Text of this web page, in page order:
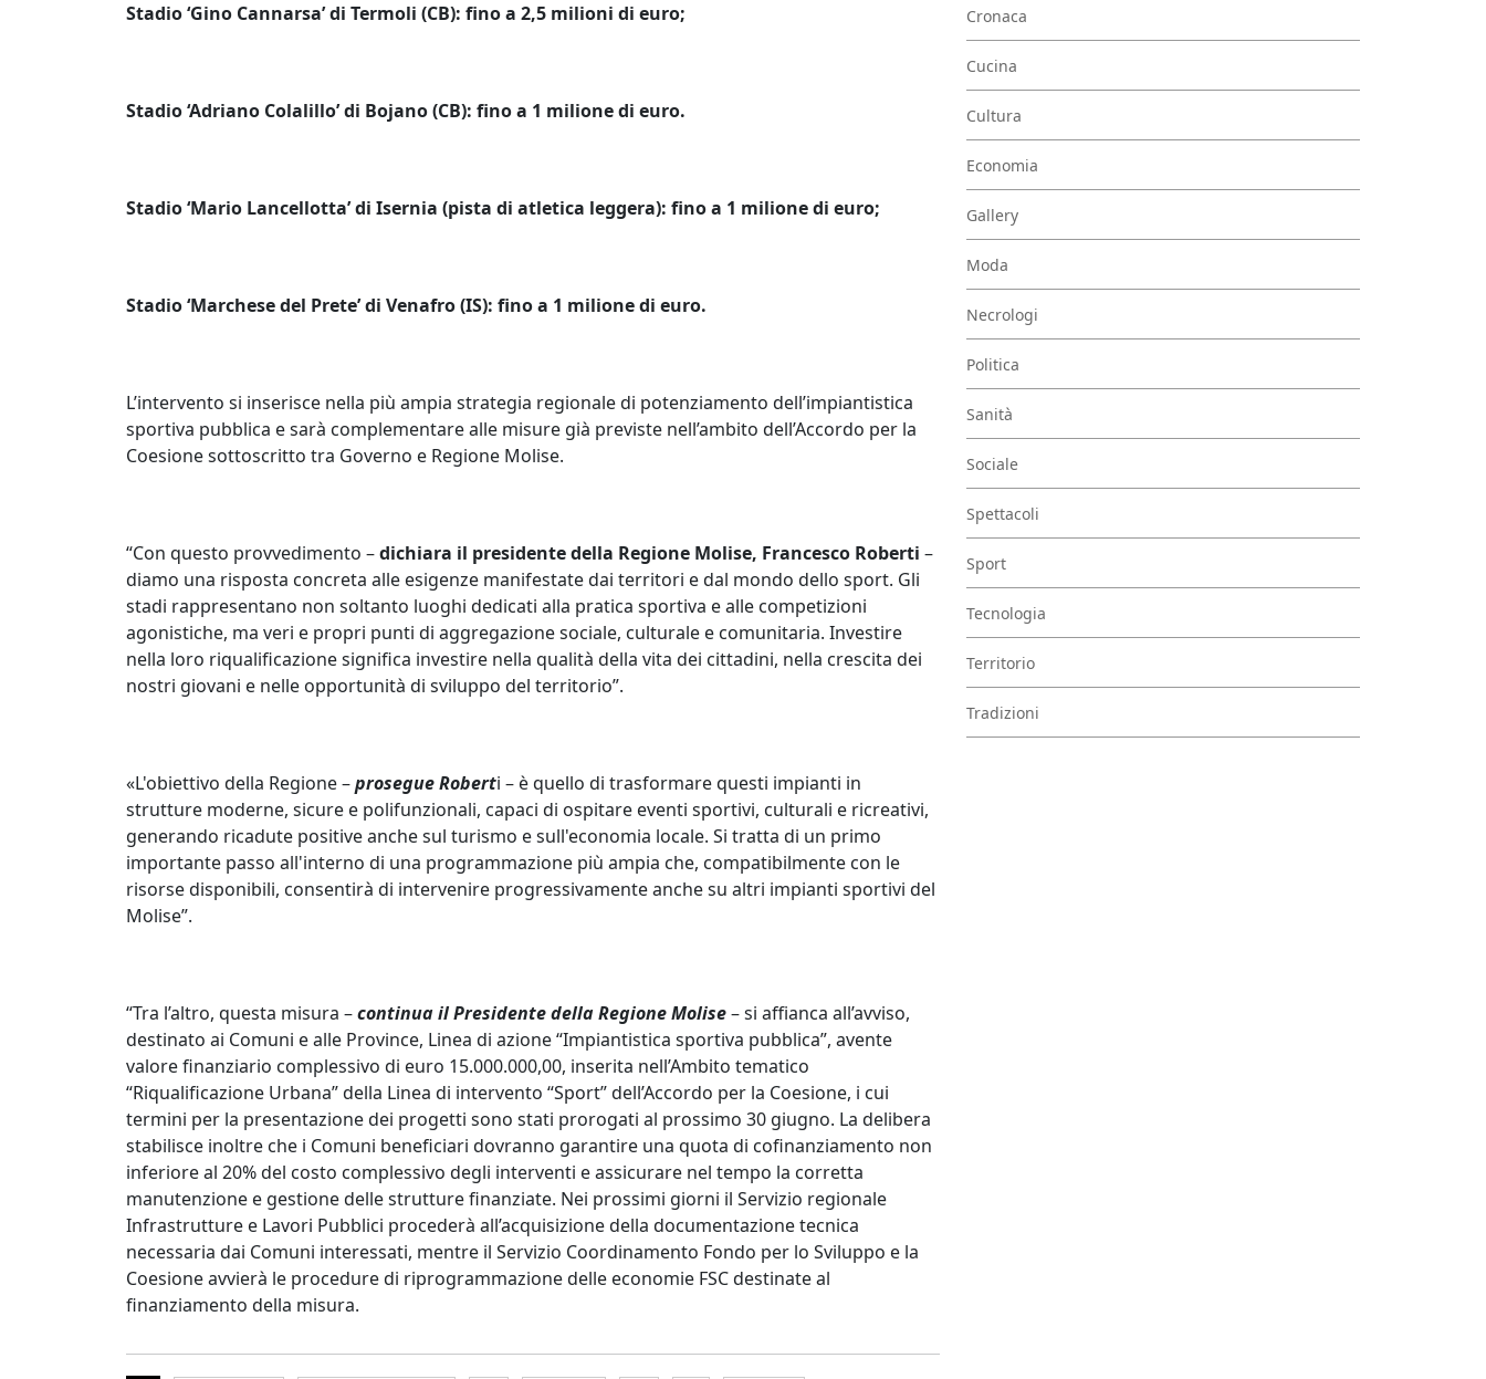
Stadio ‘Gino Cannarsa’ di Termoli (CB): fino a 2,5 milioni di euro;
Stadio ‘Adriano Colalillo’ di Bojano (CB): fino a 1 milione di euro.
Stadio ‘Mario Lancellotta’ di Isernia (pista di atletica leggera): fino a 1 milione di euro;
Stadio ‘Marchese del Prete’ di Venafro (IS): fino a 1 milione di euro.
L’intervento si inserisce nella più ampia strategia regionale di potenziamento dell’impiantistica
sportiva pubblica e sarà complementare alle misure già previste nell’ambito dell’Accordo per la
Coesione sottoscritto tra Governo e Regione Molise.
“Con questo provvedimento –dichiara il presidente della Regione Molise, Francesco Roberti –
diamo una risposta concreta alle esigenze manifestate dai territori e dal mondo dello sport. Gli
stadi rappresentano non soltanto luoghi dedicati alla pratica sportiva e alle competizioni
agonistiche, ma veri e propri punti di aggregazione sociale, culturale e comunitaria. Investire
nella loro riqualificazione significa investire nella qualità della vita dei cittadini, nella crescita dei
nostri giovani e nelle opportunità di sviluppo del territorio”.
«L'obiettivo della Regione –prosegue Roberti – è quello di trasformare questi impianti in
strutture moderne, sicure e polifunzionali, capaci di ospitare eventi sportivi, culturali e ricreativi,
generando ricadute positive anche sul turismo e sull'economia locale. Si tratta di un primo
importante passo all'interno di una programmazione più ampia che, compatibilmente con le
risorse disponibili, consentirà di intervenire progressivamente anche su altri impianti sportivi del
Molise”.
“Tra l’altro, questa misura –continua il Presidente della Regione Molise– si affianca all’avviso,
destinato ai Comuni e alle Province, Linea di azione “Impiantistica sportiva pubblica”, avente
valore finanziario complessivo di euro 15.000.000,00, inserita nell’Ambito tematico
“Riqualificazione Urbana” della Linea di intervento “Sport” dell’Accordo per la Coesione, i cui
termini per la presentazione dei progetti sono stati prorogati al prossimo 30 giugno. La delibera
stabilisce inoltre che i Comuni beneficiari dovranno garantire una quota di cofinanziamento non
inferiore al 20% del costo complessivo degli interventi e assicurare nel tempo la corretta
manutenzione e gestione delle strutture finanziate. Nei prossimi giorni il Servizio regionale
Infrastrutture e Lavori Pubblici procederà all’acquisizione della documentazione tecnica
necessaria dai Comuni interessati, mentre il Servizio Coordinamento Fondo per lo Sviluppo e la
Coesione avvierà le procedure di riprogrammazione delle economie FSC destinate al
finanziamento della misura.
Cronaca
Cucina
Cultura
Economia
Gallery
Moda
Necrologi
Politica
Sanità
Sociale
Spettacoli
Sport
Tecnologia
Territorio
Tradizioni